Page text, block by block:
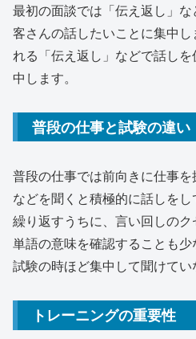
最初の面談では「伝え返し」
客さんの話したいことに集中
れる「伝え返し」などで話し
中します。
普段の仕事と試験の違い
普段の仕事では前向きに仕事
などを聞くと積極的に話しを
繰り返すうちに、言い回しの
単語の意味を確認することも
試験の時ほど集中して聞けてい
トレーニングの重要性